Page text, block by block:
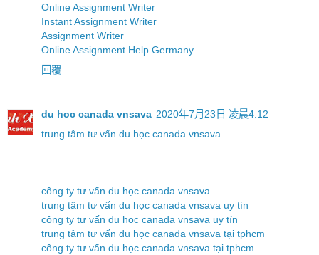
Online Assignment Writer
Instant Assignment Writer
Assignment Writer
Online Assignment Help Germany
回覆
du hoc canada vnsava 2020年7月23日 凌晨4:12
trung tâm tư vấn du học canada vnsava
công ty tư vấn du học canada vnsava
trung tâm tư vấn du học canada vnsava uy tín
công ty tư vấn du học canada vnsava uy tín
trung tâm tư vấn du học canada vnsava tại tphcm
công ty tư vấn du học canada vnsava tại tphcm